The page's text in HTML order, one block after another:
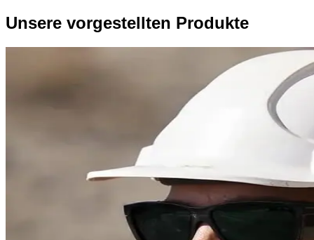
Unsere vorgestellten Produkte